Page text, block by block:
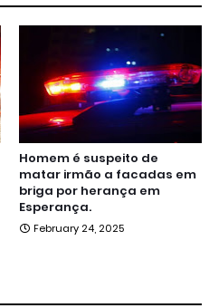
Homem é suspeito de
matar irmão a facadas em
briga por herança em
Esperança.
February 24, 2025